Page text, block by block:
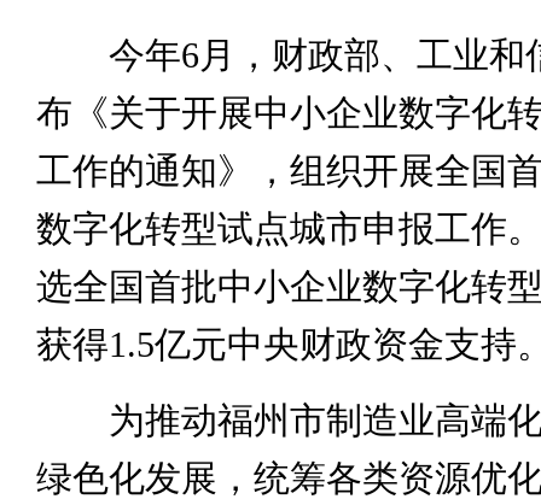
今年6月，财政部、工业和
布《关于开展中小企业数字化
工作的通知》，组织开展全国
数字化转型试点城市申报工作
选全国首批中小企业数字化转
获得1.5亿元中央财政资金支持
为推动福州市制造业高端化
绿色化发展，统筹各类资源优